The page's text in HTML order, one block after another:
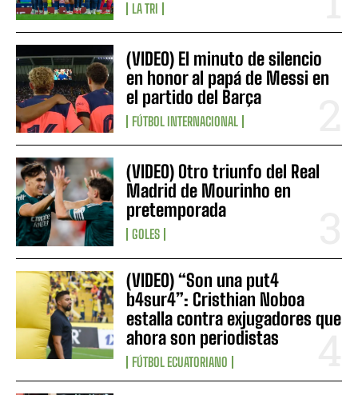
LA TRI
(VIDEO) El minuto de silencio
en honor al papá de Messi en
el partido del Barça
FÚTBOL INTERNACIONAL
(VIDEO) Otro triunfo del Real
Madrid de Mourinho en
pretemporada
GOLES
(VIDEO) “Son una put4
b4sur4”: Cristhian Noboa
estalla contra exjugadores que
ahora son periodistas
FÚTBOL ECUATORIANO